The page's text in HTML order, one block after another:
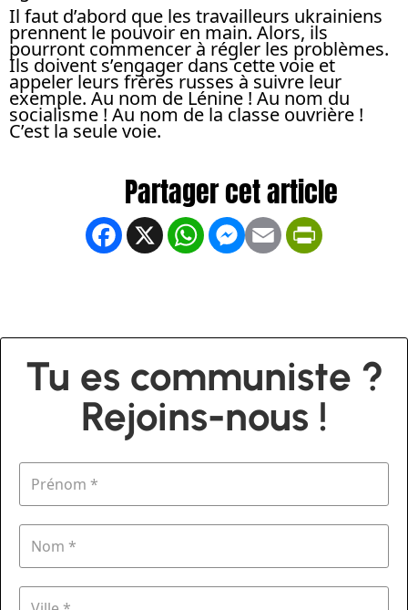
Il faut d’abord que les travailleurs ukrainiens
prennent le pouvoir en main. Alors, ils
pourront commencer à régler les problèmes.
Ils doivent s’engager dans cette voie et
appeler leurs frères russes à suivre leur
exemple. Au nom de Lénine ! Au nom du
socialisme ! Au nom de la classe ouvrière !
C’est la seule voie.
Facebook
X WhatsApp
Messenger
Email
Tu es communiste ?
Rejoins-nous !